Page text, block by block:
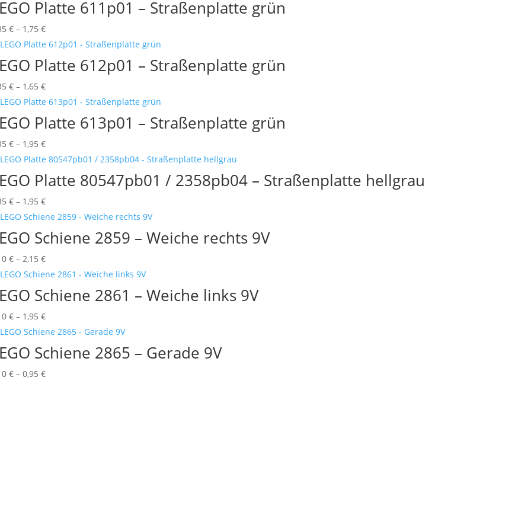
2,15 €
Platte 611p01 – Straßenplatte grün
€ – 1,75 €Preisspanne:
0,35 €
bis
1,75 €
Platte 612p01 – Straßenplatte grün
€ – 1,65 €Preisspanne:
0,35 €
bis
1,65 €
Platte 613p01 – Straßenplatte grün
€ – 1,95 €Preisspanne:
0,35 €
bis
1,95 €
Platte 80547pb01 / 2358pb04 – Straßenplatte hellgrau
€ – 1,95 €Preisspanne:
0,35 €
bis
1,95 €
Schiene 2859 – Weiche rechts 9V
€ – 2,15 €Preisspanne:
0,10 €
bis
2,15 €
Schiene 2861 – Weiche links 9V
€ – 1,95 €Preisspanne:
0,10 €
bis
1,95 €
Schiene 2865 – Gerade 9V
€ – 0,95 €Preisspanne: